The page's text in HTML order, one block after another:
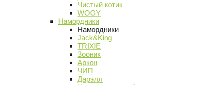
Чистый котик
WOGY
Намордники
Намордники
Jack&King
TRIXIE
Зооник
Аркон
ЧИП
Дарэлл